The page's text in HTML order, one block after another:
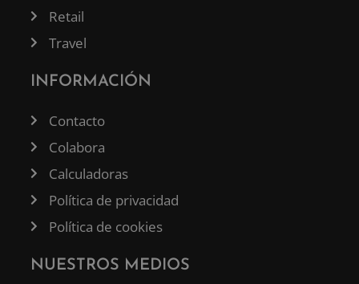
Retail
Travel
INFORMACIÓN
Contacto
Colabora
Calculadoras
Política de privacidad
Política de cookies
NUESTROS MEDIOS